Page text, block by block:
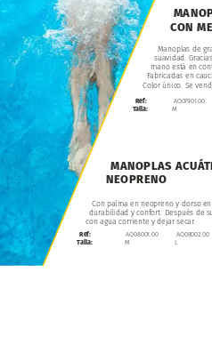
Manoplas de
suavidad. Gracias
mano está en
Fabricadas en
Color único. Se
CON
Ref:
Talla:
AQ07901.00
M
Con palma en neopreno y dorso en
durabilidad y confort. Después de su
con agua corriente y dejar secar.
MANOPLAS
NEOPRENO
Ref:
Talla:
AQ08001.00
M
AQ08002.00
L